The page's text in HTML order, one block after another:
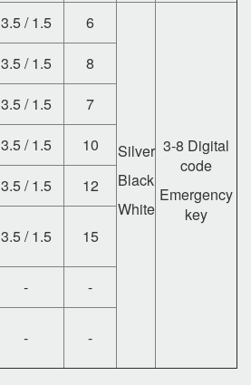
3.5 / 1.5 6
Silver
Black
White
3-8 Digital
code
Emergency
key
3.5 / 1.5
8
3.5 / 1.5
7
3.5 / 1.5
10
3.5 / 1.5
12
3.5 / 1.5 15
-
-
- -